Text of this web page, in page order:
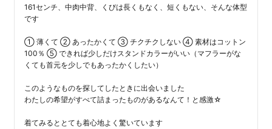
161センチ、中肉中背、くびは長くもなく、短くもない、そんな体型
です
① 薄くて ② あったかくて ③ チクチクしない ④ 素材はコットン
100％ ⑤ できれば少しだけスタンドカラーがいい（マフラーがな
くても首元を少しでもあったかくしたい）
このようなものを探してしたときに出会いました
わたしの希望がすべて詰まったものがあるなんて！と感激☆
着てみるととても着心地よく驚いています